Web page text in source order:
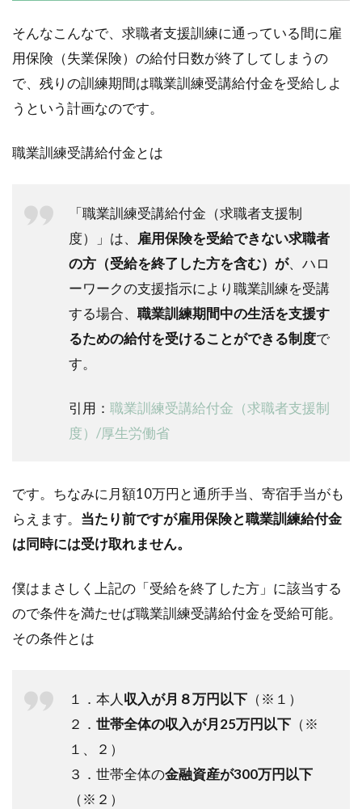
そんなこんなで、求職者支援訓練に通っている間に雇
用保険（失業保険）の給付日数が終了してしまうの
で、残りの訓練期間は職業訓練受講給付金を受給しよ
うという計画なのです。
職業訓練受講給付金とは
「職業訓練受講給付金（求職者支援制
度）」は、 雇用保険を受給できない求職者
の方（受給を終了した方を含む）が、ハロ
ーワークの支援指示により職業訓練を受講
する場合、 職業訓練期間中の生活を支援す
るための給付を受けることができる制度で
す。
引用： 職業訓練受講給付金（求職者支援制
度）/厚生労働省
です。ちなみに月額10万円と通所手当、寄宿手当がも
らえます。 当たり前ですが雇用保険と職業訓練給付金
は同時には受け取れません。
僕はまさしく上記の「受給を終了した方」に該当する
ので条件を満たせば職業訓練受講給付金を受給可能。
その条件とは
１．本人 収入が月８万円以下 （※１）
２． 世帯全体の収入が月25万円以下 （※
１、２）
３．世帯全体の金融資産が300万円以下
（※２）